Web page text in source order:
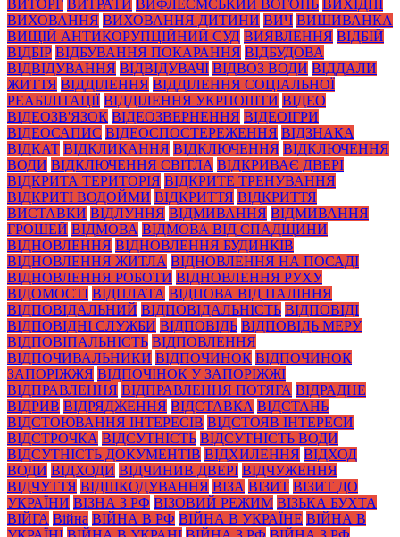
ВИТОРГ ВИТРАТИ ВИФЛЕЄМСЬКИЙ ВОГОНЬ ВИХІДНІ
ВИХОВАННЯ ВИХОВАННЯ ДИТИНИ ВИЧ ВИШИВАНКА
ВИЩІЙ АНТИКОРУПЦІЙНИЙ СУД ВИЯВЛЕННЯ ВІДБІЙ
ВІДБІР ВІДБУВАННЯ ПОКАРАННЯ ВІДБУДОВА
ВІДВІДУВАННЯ ВІДВІДУВАЧІ ВІДВОЗ ВОДИ ВІДДАЛИ
ЖИТТЯ ВІДДІЛЕННЯ ВІДДІЛЕННЯ СОЦІАЛЬНОЇ
РЕАБІЛІТАЦІЇ ВІДДІЛЕННЯ УКРПОШТИ ВІДЕО
ВІДЕОЗВ'ЯЗОК ВІДЕОЗВЕРНЕННЯ ВІДЕОІГРИ
ВІДЕОСАПИС ВІДЕОСПОСТЕРЕЖЕННЯ ВІДЗНАКА
ВІДКАТ ВІДКЛИКАННЯ ВІДКЛЮЧЕННЯ ВІДКЛЮЧЕННЯ
ВОДИ ВІДКЛЮЧЕННЯ СВІТЛА ВІДКРИВАЄ ДВЕРІ
ВІДКРИТА ТЕРИТОРІЯ ВІДКРИТЕ ТРЕНУВАННЯ
ВІДКРИТІ ВОДОЙМИ ВІДКРИТТЯ ВІДКРИТТЯ
ВИСТАВКИ ВІДЛУННЯ ВІДМИВАННЯ ВІДМИВАННЯ
ГРОШЕЙ ВІДМОВА ВІДМОВА ВІД СПАДЩИНИ
ВІДНОВЛЕННЯ ВІДНОВЛЕННЯ БУДИНКІВ
ВІДНОВЛЕННЯ ЖИТЛА ВІДНОВЛЕННЯ НА ПОСАДІ
ВІДНОВЛЕННЯ РОБОТИ ВІДНОВЛЕННЯ РУХУ
ВІДОМОСТІ ВІДПЛАТА ВІДПОВА ВІД ПАЛІННЯ
ВІДПОВІДАЛЬНИЙ ВІДПОВІДАЛЬНІСТЬ ВІДПОВІДІ
ВІДПОВІДНІ СЛУЖБИ ВІДПОВІДЬ ВІДПОВІДЬ МЕРУ
ВІДПОВІПАЛЬНІСТЬ ВІДПОВЛЕННЯ
ВІДПОЧИВАЛЬНИКИ ВІДПОЧИНОК ВІДПОЧИНОК
ЗАПОРІЖЖЯ ВІДПОЧІНОК У ЗАПОРІЖЖІ
ВІДПРАВЛЕННЯ ВІДПРАВЛЕННЯ ПОТЯГА ВІДРАДНЕ
ВІДРИВ ВІДРЯДЖЕННЯ ВІДСТАВКА ВІДСТАНЬ
ВІДСТОЮВАННЯ ІНТЕРЕСІВ ВІДСТОЯВ ІНТЕРЕСИ
ВІДСТРОЧКА ВІДСУТНІСТЬ ВІДСУТНІСТЬ ВОДИ
ВІДСУТНІСТЬ ДОКУМЕНТІВ ВІДХИЛЕННЯ ВІДХОД
ВОДИ ВІДХОДИ ВІДЧИНИВ ДВЕРІ ВІДЧУЖЕННЯ
ВІДЧУТТЯ ВІДШКОДУВАННЯ ВІЗА ВІЗИТ ВІЗИТ ДО
УКРАЇНИ ВІЗНА З РФ ВІЗОВИЙ РЕЖИМ ВІЗЬКА БУХТА
ВІЙГА Війна ВІЙНА В РФ ВІЙНА В УКРАЇНЕ ВІЙНА В